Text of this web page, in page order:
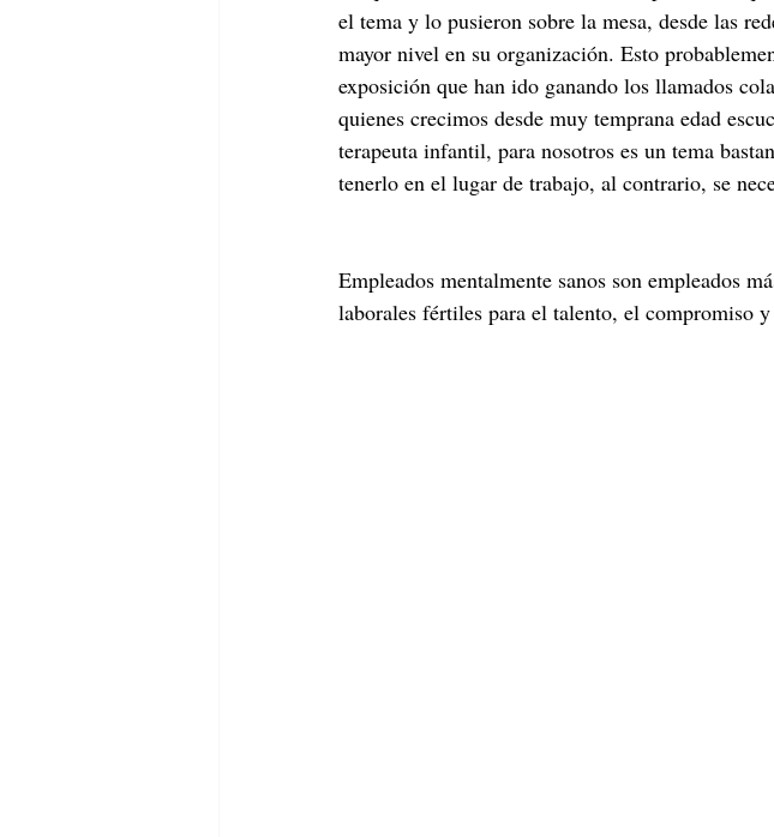
el tema y lo pusieron sobre la mesa, desde las
mayor nivel en su organización. Esto
exposición que han ido ganando los llamados
quienes crecimos desde muy temprana edad
terapeuta infantil, para nosotros es un tema
tenerlo en el lugar de trabajo, al contrario, se
Empleados mentalmente sanos son empleados
laborales fértiles para el talento, el compromiso